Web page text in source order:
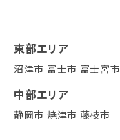
東部エリア
沼津市 富士市 富士宮市
中部エリア
静岡市 焼津市 藤枝市